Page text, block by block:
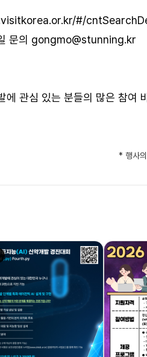
#/
문의 gongmo@stunning.kr
에 관심 있는 분들의 많은 참여
* 행사